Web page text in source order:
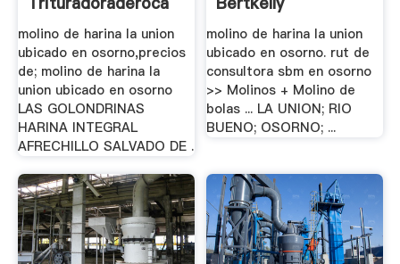
molino de harina la union
ubicado en osorno,precios
de; molino de harina la
union ubicado en osorno
LAS GOLONDRINAS
HARINA INTEGRAL
AFRECHILLO SALVADO DE .
molino de harina la union
ubicado en osorno. rut de
consultora sbm en osorno
>> Molinos + Molino de
bolas ... LA UNION; RIO
BUENO; OSORNO; ...